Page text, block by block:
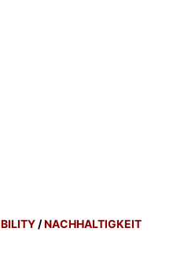
/NACHHALTIGKEIT